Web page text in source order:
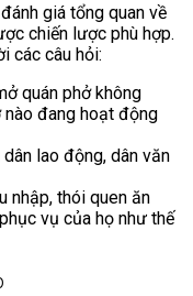
giá tổng quan về
chiến lược phù hợp.
các câu hỏi:
quán phở không
nào đang hoạt động
lao động, dân văn
nhập, thói quen ăn
vụ của họ như thế